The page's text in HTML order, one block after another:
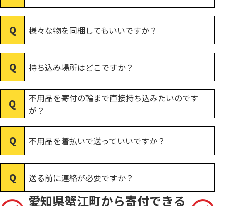
様々な物を同梱してもいいですか？
持ち込み場所はどこですか？
不用品を寄付の輪まで直接持ち込みたいのです
が？
不用品を着払いで送っていいですか？
送る前に連絡が必要ですか？
愛知県蟹江町から寄付できる